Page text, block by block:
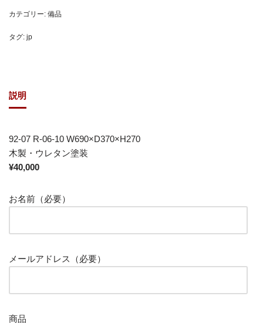
カテゴリー: 備品
タグ: jp
説明
92-07 R-06-10 W690×D370×H270
木製・ウレタン塗装
¥40,000
お名前（必要）
メールアドレス（必要）
商品